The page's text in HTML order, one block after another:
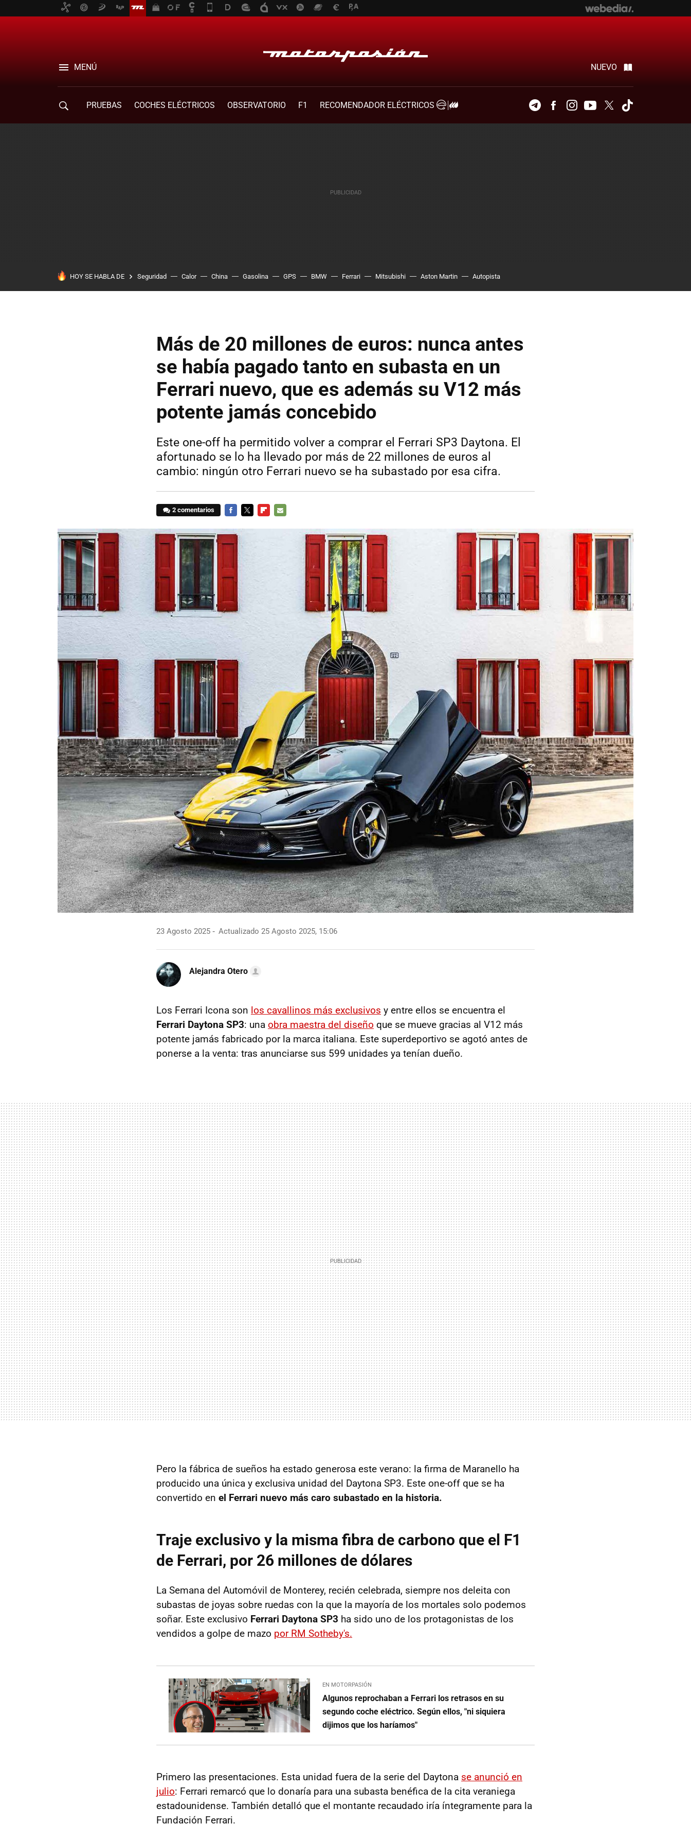
MENÚ NUEVO
PRUEBAS COCHES ELÉCTRICOS OBSERVATORIO F1
RECOMENDADOR ELÉCTRICOS
TelegramFacebookInstagramYoutubeTwitter
HOY SE HABLA DE Seguridad Calor China Gasolina GPS BMW Ferrari Mitsubishi Aston Martin Autopista
Más de 20 millones de euros: nunca antes
se había pagado tanto en subasta en un
Ferrari nuevo, que es además su V12 más
potente jamás concebido
Este one-off ha permitido volver a comprar el Ferrari SP3 Daytona. El
afortunado se lo ha llevado por más de 22 millones de euros al
cambio: ningún otro Ferrari nuevo se ha subastado por esa cifra.
2 comentarios
23 Agosto 2025 Actualizado 25 Agosto 2025, 15:06
Alejandra Otero
Los Ferrari Icona son los cavallinos más exclusivos y entre ellos se encuentra el
Ferrari Daytona SP3: una obra maestra del diseño que se mueve gracias al V12 más
potente jamás fabricado por la marca italiana. Este superdeportivo se agotó antes de
ponerse a la venta: tras anunciarse sus 599 unidades ya tenían dueño.
Pero la fábrica de sueños ha estado generosa este verano: la firma de Maranello ha
producido una única y exclusiva unidad del Daytona SP3. Este one-off que se ha
convertido en el Ferrari nuevo más caro subastado en la historia.
Traje exclusivo y la misma fibra de carbono que el F1
de Ferrari, por 26 millones de dólares
La Semana del Automóvil de Monterey, recién celebrada, siempre nos deleita con
subastas de joyas sobre ruedas con la que la mayoría de los mortales solo podemos
soñar. Este exclusivo Ferrari Daytona SP3 ha sido uno de los protagonistas de los
vendidos a golpe de mazo por RM Sotheby's.
EN MOTORPASIÓN
Algunos reprochaban a Ferrari los retrasos en su
segundo coche eléctrico. Según ellos, "ni siquiera
dijimos que los haríamos"
Primero las presentaciones. Esta unidad fuera de la serie del Daytona se anunció en
julio: Ferrari remarcó que lo donaría para una subasta benéfica de la cita veraniega
estadounidense. También detalló que el montante recaudado iría íntegramente para la
Fundación Ferrari.